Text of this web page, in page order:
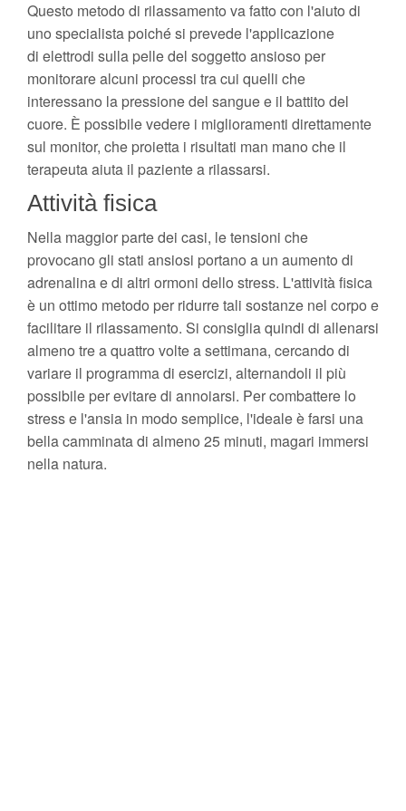
Questo metodo di rilassamento va fatto con l'aiuto di
uno specialista poiché si prevede l'applicazione
di elettrodi sulla pelle del soggetto ansioso per
monitorare alcuni processi tra cui quelli che
interessano la pressione del sangue e il battito del
cuore. È possibile vedere i miglioramenti direttamente
sul monitor, che proietta i risultati man mano che il
terapeuta aiuta il paziente a rilassarsi.
Attività fisica
Nella maggior parte dei casi, le tensioni che
provocano gli stati ansiosi portano a un aumento di
adrenalina e di altri ormoni dello stress. L'attività fisica
è un ottimo metodo per ridurre tali sostanze nel corpo e
facilitare il rilassamento. Si consiglia quindi di allenarsi
almeno tre a quattro volte a settimana, cercando di
variare il programma di esercizi, alternandoli il più
possibile per evitare di annoiarsi. Per combattere lo
stress e l'ansia in modo semplice, l'ideale è farsi una
bella camminata di almeno 25 minuti, magari immersi
nella natura.